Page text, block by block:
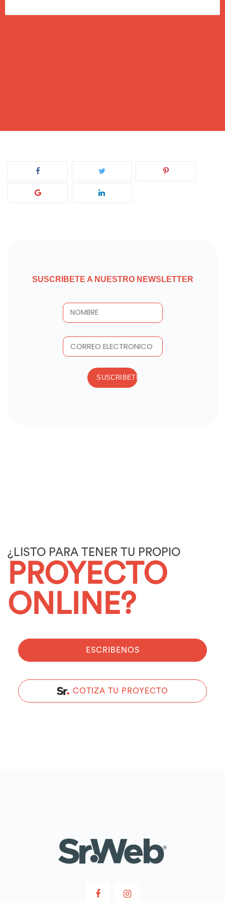
SUSCRIBETE A NUESTRO NEWSLETTER
¿LISTO PARA TENER TU PROPIO
PROYECTO
ONLINE?
ESCRIBENOS
COTIZA TU PROYECTO